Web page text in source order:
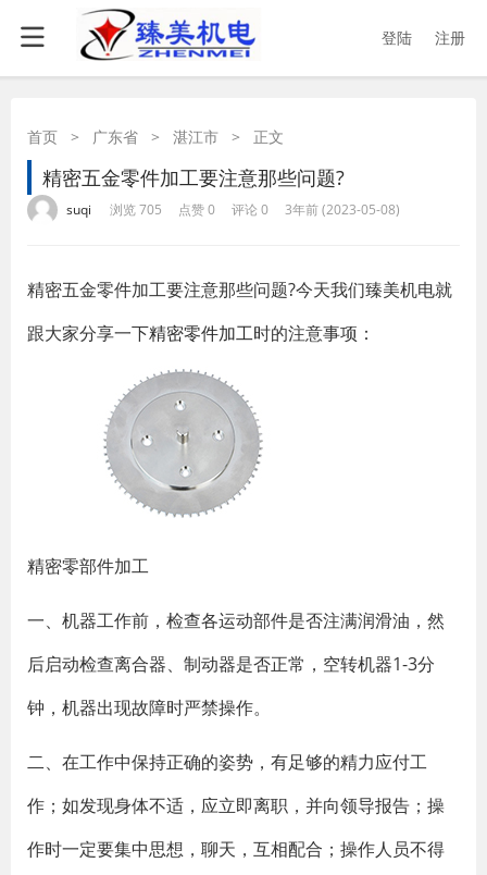
登陆 注册
首页 > 广东省 > 湛江市 > 正文
精密五金零件加工要注意那些问题?
suqi 浏览 705 点赞 0 评论 0 3年前 (2023-05-08)
精密五金零件加工要注意那些问题?今天我们臻美机电就
跟大家分享一下精密零件加工时的注意事项：
精密零部件加工
一、机器工作前，检查各运动部件是否注满润滑油，然
后启动检查离合器、制动器是否正常，空转机器1-3分
钟，机器出现故障时严禁操作。
二、在工作中保持正确的姿势，有足够的精力应付工
作；如发现身体不适，应立即离职，并向领导报告；操
作时一定要集中思想，聊天，互相配合；操作人员不得